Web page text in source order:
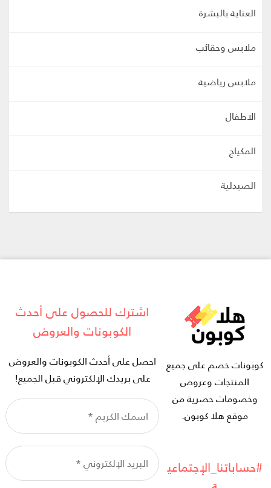
العناية بالبشرة
ملابس وحقائب
ملابس رياضية
الاطفال
المكياج
الصيدلية
كوبونات خصم على جميع
المنتجات وعروض
وخصومات حصرية من
موقع هلا كوبون.
#حساباتنا_الإجتماعي
اشترك للحصول على أحدث
الكوبونات والعروض
احصل على أحدث الكوبونات والعروض
على بريدك الإلكتروني قبل الجميع!